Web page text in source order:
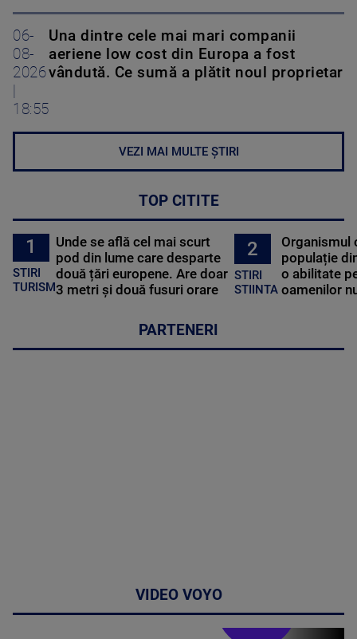
06-
08-
2026
18:55
Una dintre cele mai mari companii
aeriene low cost din Europa a fost
vândută. Ce sumă a plătit noul proprietar
VEZI MAI MULTE ȘTIRI
TOP CITITE
1
STIRI
TURISM
Unde se află cel mai scurt
pod din lume care desparte
două țări europene. Are doar
3 metri și două fusuri orare
2
STIRI
STIINTA
Organismul
populație
o abilitate
oamenilor
PARTENERI
VIDEO VOYO